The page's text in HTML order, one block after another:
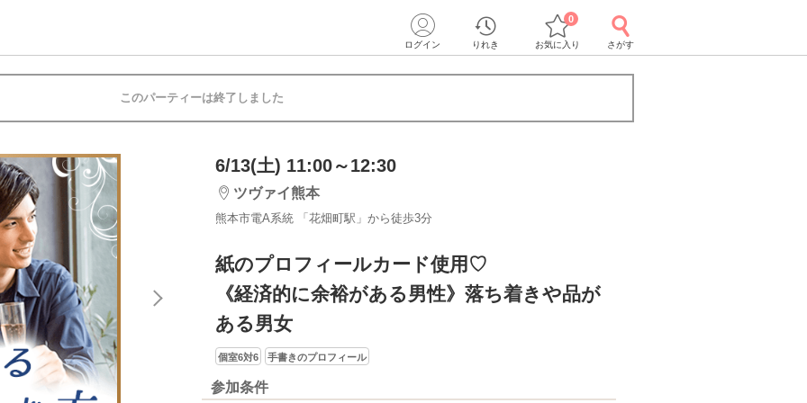
ログイン りれき お気に入り
0
さがす
このパーティーは終了しました
6/13(土) 11:00～12:30
ツヴァイ熊本
熊本市電A系統 「花畑町駅」から徒歩3分
紙のプロフィールカード使用♡
《経済的に余裕がある男性》落ち着きや品が
ある男女
個室6対6 手書きのプロフィール
参加条件